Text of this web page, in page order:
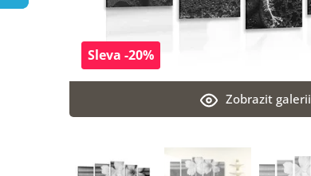
Zobrazit galerii
Sleva -20%